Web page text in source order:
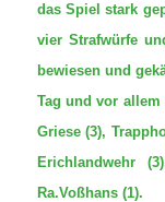
das Spiel stark
vier Strafwürfe
bewiesen und
Tag und vor allem
Griese (3),
Erichlandwehr
Ra.Voßhans (1).